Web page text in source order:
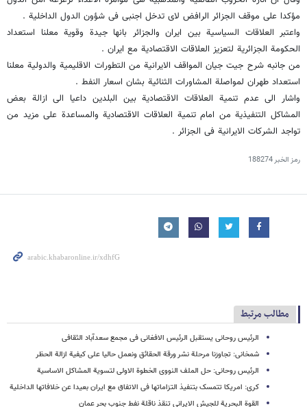
مؤکدا علی موقف الجزائر الرافض لای تدخل اجنبی فی شؤون الدول الداخلیة .
واعتبر العلاقات السیاسیة بین ایران والجزائر بانها جیدة وقویة معلنا استعداد
الحکومة الجزائریة لتعزیز العلاقات الاقتصادیة مع ایران .
من جانبه شرح جیت جیان المواقف الایرانیة من التطورات الاقلیمیة والدولیة معلنا
استعداد طهران لمواصلة المشاورات الثنائیة بشان اسعار النفط .
واشار الی عدم تنمیة العلاقات الاقتصادیة بین البلدین داعیا الی ازالة بعض
المشاکل التنفیذیة من امام تنمیة العلاقات الاقتصادیة والمساعدة علی مزید من
تواجد الشرکات الایرانیة فی الجزائر .
رمز الخبر188274
مطالب مرتبط
الرئیس روحانی یستقبل الرئیس الافغانی فی مجمع سعدآباد الثقافی
شمخانی: تجاوزنا مرحلة نشر ورقة الحقائق ونعمل حالیا علی کیفیة ازالة الحظر
الرئیس روحانی: حل الملف النووی الخطوة الاولی لتسویة المشاکل الاساسیة
کری: امریکا تتمسک بتنفیذ التزاماتها فی الاتفاق مع ایران بعیدا عن خلافاتها الداخلیة
القوة البحریة للجیش الایرانی تنقذ ناقلة نفط جنوب بحر عمان